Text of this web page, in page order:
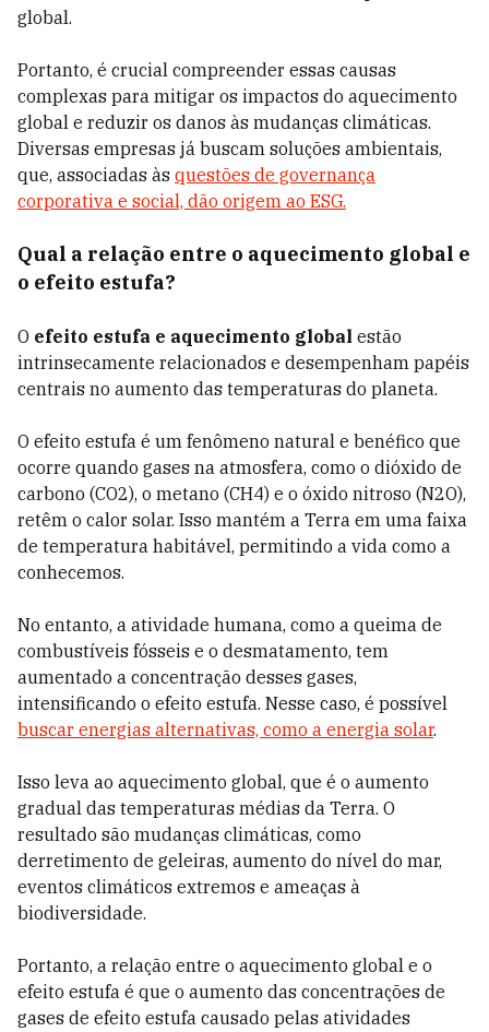
global.
Portanto, é crucial compreender essas causas
complexas para mitigar os impactos do aquecimento
global e reduzir os danos às mudanças climáticas.
Diversas empresas já buscam soluções ambientais,
que, associadas às questões de governança
corporativa e social, dão origem ao ESG.
Qual a relação entre o aquecimento global e
o efeito estufa?
O efeito estufa e aquecimento global estão
intrinsecamente relacionados e desempenham papéis
centrais no aumento das temperaturas do planeta.
O efeito estufa é um fenômeno natural e benéfico que
ocorre quando gases na atmosfera, como o dióxido de
carbono (CO2), o metano (CH4) e o óxido nitroso (N2O),
retêm o calor solar. Isso mantém a Terra em uma faixa
de temperatura habitável, permitindo a vida como a
conhecemos.
No entanto, a atividade humana, como a queima de
combustíveis fósseis e o desmatamento, tem
aumentado a concentração desses gases,
intensificando o efeito estufa. Nesse caso, é possível
buscar energias alternativas, como a energia solar.
Isso leva ao aquecimento global, que é o aumento
gradual das temperaturas médias da Terra. O
resultado são mudanças climáticas, como
derretimento de geleiras, aumento do nível do mar,
eventos climáticos extremos e ameaças à
biodiversidade.
Portanto, a relação entre o aquecimento global e o
efeito estufa é que o aumento das concentrações de
gases de efeito estufa causado pelas atividades